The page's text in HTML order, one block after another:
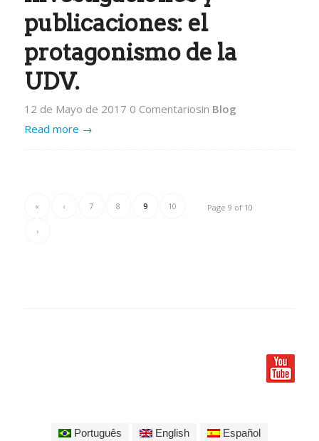
publicaciones: el
protagonismo de la
UDV.
12 de Mayo de 2017 0 Comentariosin Blog
Read more →
Page 9 of 10
« ‹ 7 8 9 10
›
Português English Español